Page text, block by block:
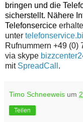
bringen und die
sicherstellt. Nähere
Telefonsercice
unter
Rufnummern +49 (0)
via skype
mit SpreadCall .
Timo Schneeweis um
Teilen